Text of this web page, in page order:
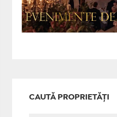
CAUTĂ PROPRIETĂȚI